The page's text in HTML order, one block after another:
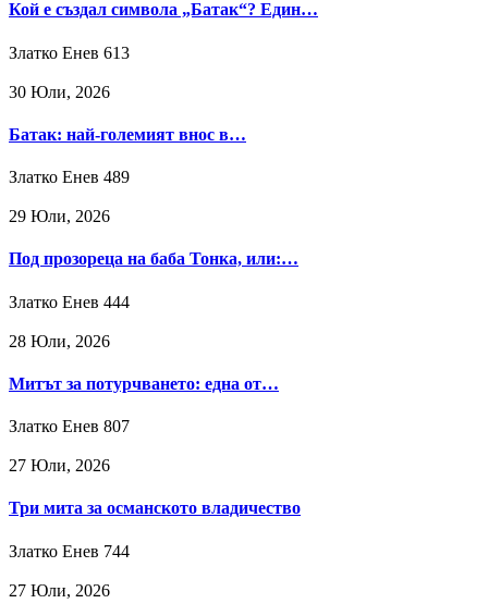
Кой е създал символа „Батак“? Един…
Златко Енев 613
30 Юли, 2026
Батак: най-големият внос в…
Златко Енев 489
29 Юли, 2026
Под прозореца на баба Тонка, или:…
Златко Енев 444
28 Юли, 2026
Митът за потурчването: една от…
Златко Енев 807
27 Юли, 2026
Три мита за османското владичество
Златко Енев 744
27 Юли, 2026